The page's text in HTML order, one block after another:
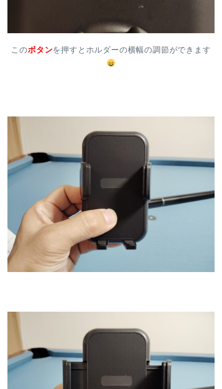
このボタンを押すとホルダーの横幅の調節ができます